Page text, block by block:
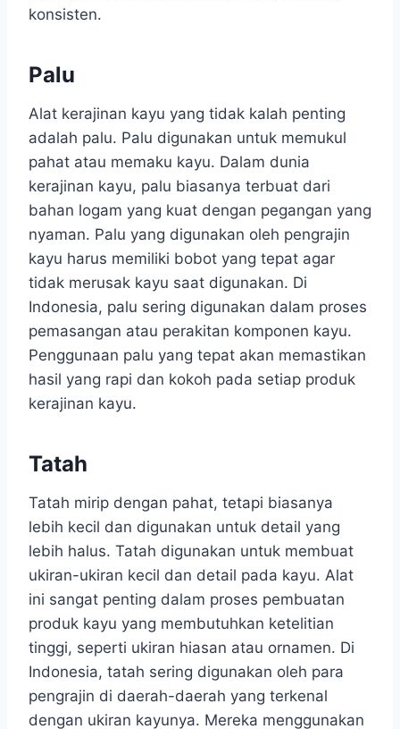
konsisten.
Palu
Alat kerajinan kayu yang tidak kalah penting
adalah palu. Palu digunakan untuk memukul
pahat atau memaku kayu. Dalam dunia
kerajinan kayu, palu biasanya terbuat dari
bahan logam yang kuat dengan pegangan yang
nyaman. Palu yang digunakan oleh pengrajin
kayu harus memiliki bobot yang tepat agar
tidak merusak kayu saat digunakan. Di
Indonesia, palu sering digunakan dalam proses
pemasangan atau perakitan komponen kayu.
Penggunaan palu yang tepat akan memastikan
hasil yang rapi dan kokoh pada setiap produk
kerajinan kayu.
Tatah
Tatah mirip dengan pahat, tetapi biasanya
lebih kecil dan digunakan untuk detail yang
lebih halus. Tatah digunakan untuk membuat
ukiran-ukiran kecil dan detail pada kayu. Alat
ini sangat penting dalam proses pembuatan
produk kayu yang membutuhkan ketelitian
tinggi, seperti ukiran hiasan atau ornamen. Di
Indonesia, tatah sering digunakan oleh para
pengrajin di daerah-daerah yang terkenal
dengan ukiran kayunya. Mereka menggunakan